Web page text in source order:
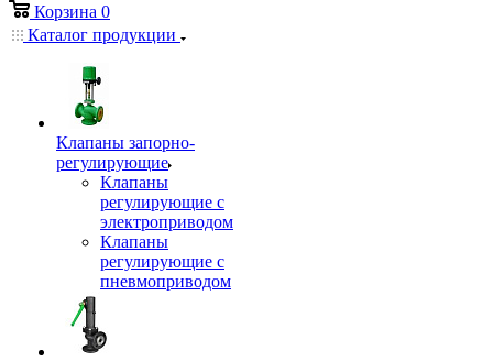
Корзина 0
Каталог продукции
Клапаны запорно-
регулирующие
Клапаны
регулирующие с
электроприводом
Клапаны
регулирующие с
пневмоприводом